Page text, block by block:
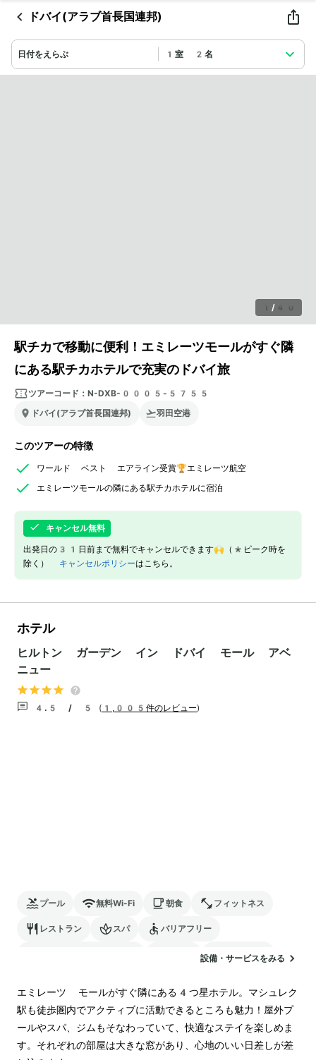
ドバイ(アラブ首長国連邦)
日付をえらぶ 1室 2名
1 / 40
駅チカで移動に便利！エミレーツモールがすぐ隣
にある駅チカホテルで充実のドバイ旅
ツアーコード： N-DXB-0005-5755
ドバイ(アラブ首長国連邦)
羽田空港
このツアーの特徴
ワールド ベスト エアライン受賞🏆エミレーツ航空
エミレーツモールの隣にある駅チカホテルに宿泊
キャンセル無料
出発日の31日前まで無料でキャンセルできます🙌（*ピーク時を
除く） キャンセルポリシーはこちら。
ホテル
ヒルトン ガーデン イン ドバイ モール アベ
ニュー
4.5 / 5 ( 1,005件のレビュー)
プール 無料Wi-Fi 朝食 フィットネス
レストラン スパ バリアフリー
ランドリー
設備・サービスをみる
エミレーツ モールがすぐ隣にある4つ星ホテル。マシュレク
駅も徒歩圏内でアクティブに活動できるところも魅力！屋外プ
ールやスパ、ジムもそなわっていて、快適なステイを楽しめま
す。それぞれの部屋は大きな窓があり、心地のいい日差しが差